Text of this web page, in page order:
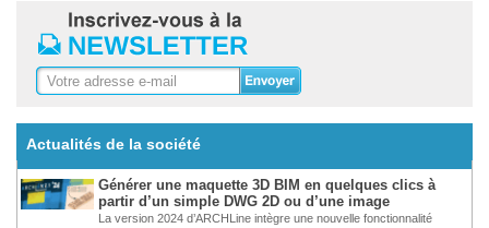
Actualités de la société
Générer une maquette 3D BIM en quelques clics à
partir d’un simple DWG 2D ou d’une image
La version 2024 d’ARCHLine intègre une nouvelle fonctionnalité